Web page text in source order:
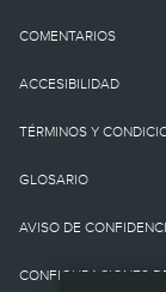
cargos
COMENTARIOS
ACCESIBILIDAD
TÉRMINOS Y
GLOSARIO
AVISO DE
CONFIGURACIONES